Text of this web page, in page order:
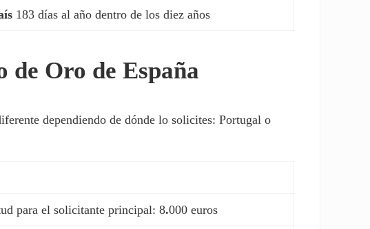
183 días al año dentro de los diez años
de Oro de España
dependiendo de dónde lo solicites: Portugal o
para el solicitante principal: 8.000 euros